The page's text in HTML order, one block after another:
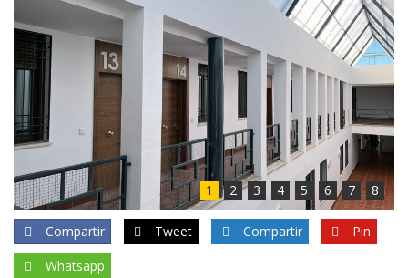
1 2 3 4 5 6 7 8
Compartir Tweet Compartir
Pin
Whatsapp